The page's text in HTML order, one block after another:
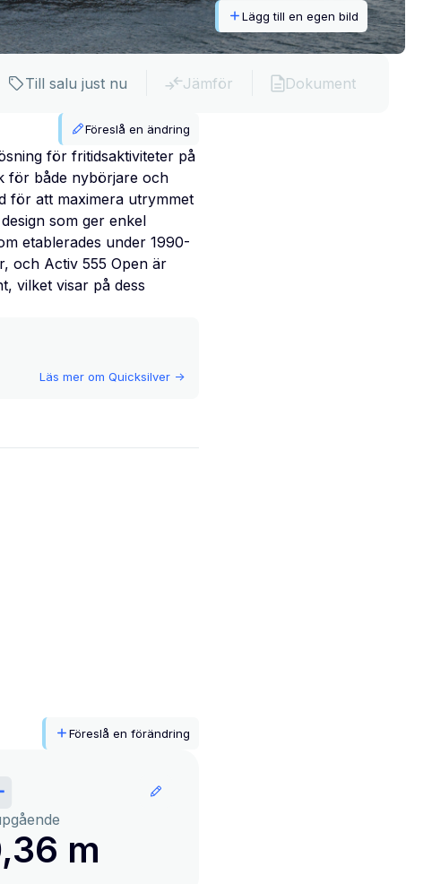
Lägg till en egen bild
Till salu just nu Jämför Dokument
Föreslå en ändring
för fritidsaktiviteter på
för både nybörjare och
för att maximera utrymmet
som ger enkel
etablerades under 1990-
och Activ 555 Open är
vilket visar på dess
Läs mer om Quicksilver ->
Föreslå en förändring
m